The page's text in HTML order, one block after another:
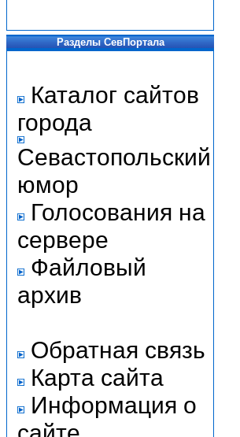
Разделы СевПортала
Каталог сайтов
города
Севастопольский
юмор
Голосования на
сервере
Файловый
архив
Обратная связь
Карта сайта
Информация о